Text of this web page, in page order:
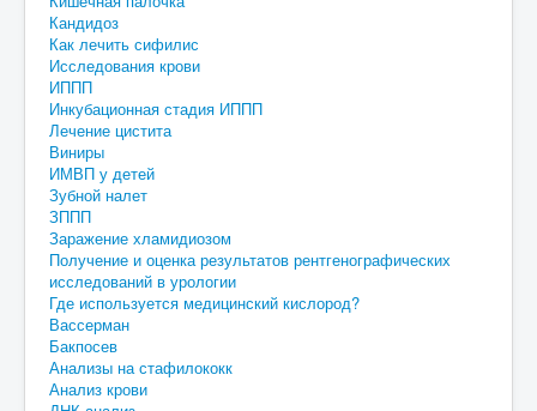
Кандидоз
Как лечить сифилис
Исследования крови
ИППП
Инкубационная стадия ИППП
Лечение цистита
Виниры
ИМВП у детей
Зубной налет
ЗППП
Заражение хламидиозом
Получение и оценка результатов рентгенографических
исследований в урологии
Где используется медицинский кислород?
Вассерман
Бакпосев
Анализы на стафилококк
Анализ крови